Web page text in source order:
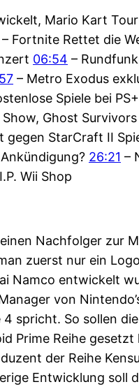
Mario Kart
– Fortnite Rettet die
06:54 –
– Metro Exodus
Spiele bei
Ghost
gegen StarCraft II
26:21 –
Wii Shop
Nachfolger zur
zuerst nur ein
Namco entwickelt
von
spricht. So sollen
Prime Reihe
der Reihe
Entwicklung